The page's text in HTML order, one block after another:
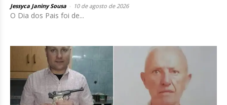
Jessyca Janiny Sousa 10 de agosto de 2026
O Dia dos Pais foi de...